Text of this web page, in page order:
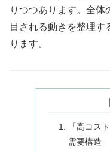
りつつあります。全体
目される動きを整理
ります。
「高コス
需要構造